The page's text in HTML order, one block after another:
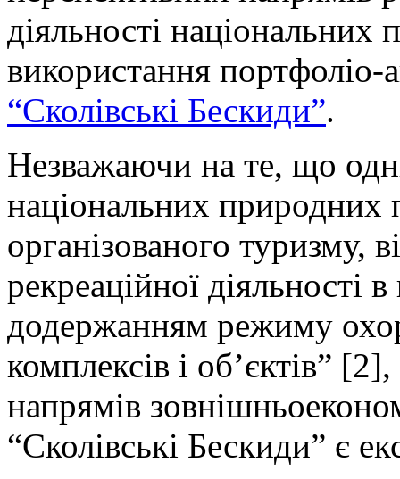
діяльності національних
використання портфоліо-
“Сколівські Бескиди”.
Незважаючи на те, що
національних природних
організованого туризму,
рекреаційної діяльності
додержанням режиму
комплексів і об’єктів”
напрямів
“Сколівські Бескиди” є